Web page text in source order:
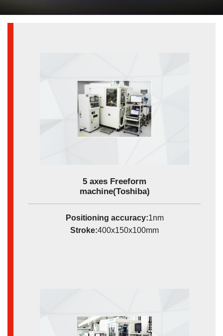
5 axes Freeform
machine(Toshiba)
Positioning accuracy:1nm
Stroke:400x150x100mm